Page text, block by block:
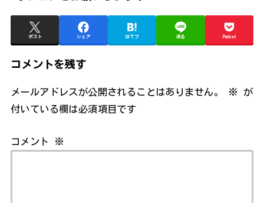
ポスト シェア はてブ 送る Pocket
コメントを残す
メールアドレスが公開されることはありません。 ※
が
付いている欄は必須項目です
コメント ※